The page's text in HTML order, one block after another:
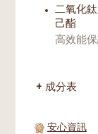
二氧化
己酯
高效能
成分表
安心資訊